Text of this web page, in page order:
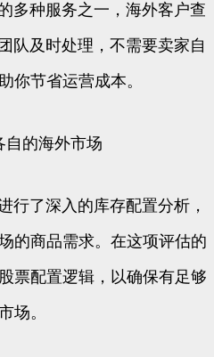
多种服务之一，海外客户查
队及时处理，不需要卖家自
你节省运营成本。
自的海外市场
行了深入的库存配置分析，
的商品需求。在这项评估的
票配置逻辑，以确保有足够
场。